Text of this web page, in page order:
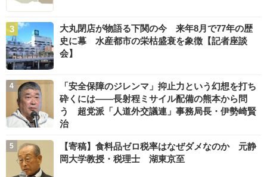
大丸閉店が物語る下関の今 来年8月で77年の歴
史に幕 水産都市の栄枯盛衰を象徴【記者座談
会】
「安全保障のジレンマ」抑止力という幻想を打ち
砕くには――長射程ミサイル配備の熊本から問
う 超党派「人道外交議連」事務局長・伊勢崎賢
治
【寄稿】食料品ゼロ税率はなぜダメなのか 元静
岡大学教授・税理士 湖東京至